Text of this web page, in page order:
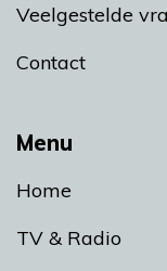
Menu
Home
TV & Radio
Veelgestelde
Contact